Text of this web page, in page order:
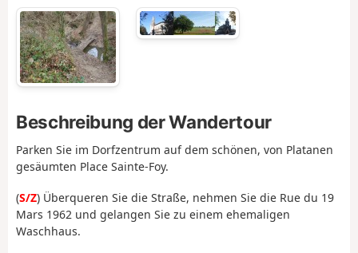
Beschreibung der Wandertour
Parken Sie im Dorfzentrum auf dem schönen, von Platanen
gesäumten Place Sainte-Foy.
(S/Z) Überqueren Sie die Straße, nehmen Sie die Rue du 19
Mars 1962 und gelangen Sie zu einem ehemaligen
Waschhaus.